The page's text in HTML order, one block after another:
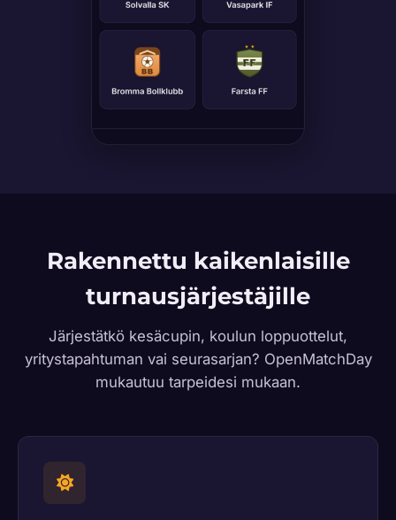
Rakennettu kaikenlaisille
turnausjärjestäjille
Järjestätkö kesäcupin, koulun loppuottelut,
yritystapahtuman vai seurasarjan? OpenMatchDay
mukautuu tarpeidesi mukaan.